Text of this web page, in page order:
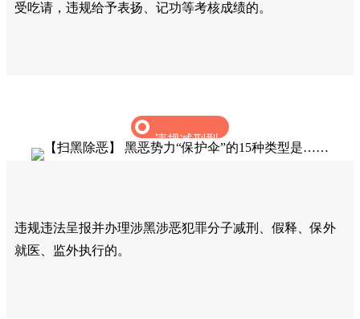
受吃请，违规给予表扬、记功等考核成绩的。‍
违规减刑型
违规违法呈报并办理涉黑涉恶犯罪分子减刑、假释、保外
就医、监外执行的。